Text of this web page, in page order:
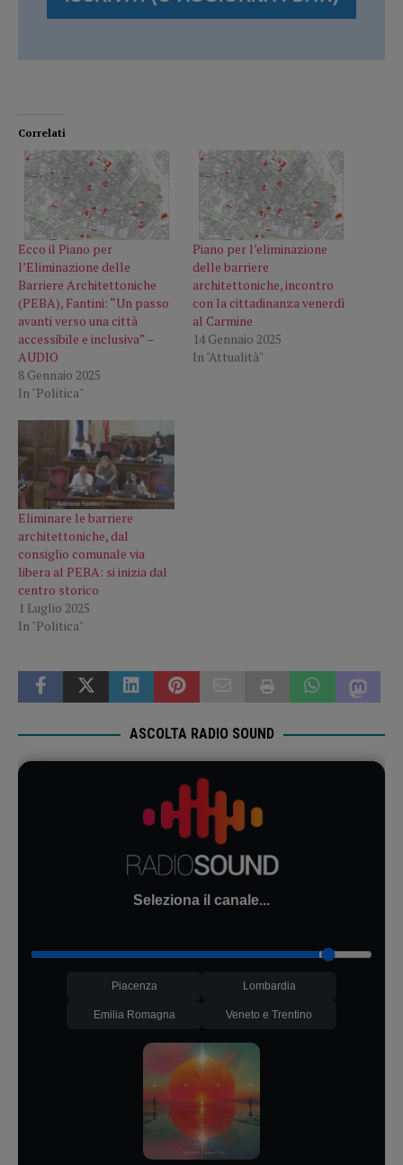
Correlati
Ecco il Piano per
l’Eliminazione delle
Barriere Architettoniche
(PEBA), Fantini: “Un passo
avanti verso una città
accessibile e inclusiva” –
AUDIO
8 Gennaio 2025
In "Politica"
Piano per l’eliminazione
delle barriere
architettoniche, incontro
con la cittadinanza venerdì
al Carmine
14 Gennaio 2025
In "Attualità"
Eliminare le barriere
architettoniche, dal
consiglio comunale via
libera al PEBA: si inizia dal
centro storico
1 Luglio 2025
In "Politica"
ASCOLTA RADIO SOUND
Seleziona il canale...
Piacenza Lombardia
Emilia Romagna Veneto e Trentino